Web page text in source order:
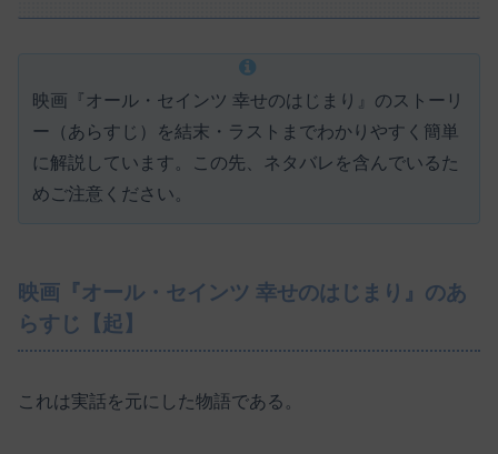
映画『オール・セインツ 幸せのはじまり』のストーリ
ー（あらすじ）を結末・ラストまでわかりやすく簡単
に解説しています。この先、ネタバレを含んでいるた
めご注意ください。
映画『オール・セインツ 幸せのはじまり』のあ
らすじ【起】
これは実話を元にした物語である。